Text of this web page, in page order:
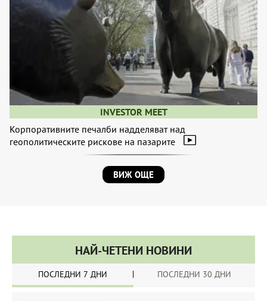
INVESTOR MEET
Корпоративните печалби надделяват над
геополитическите рискове на пазарите
ВИЖ ОЩЕ
НАЙ-ЧЕТЕНИ НОВИНИ
ПОСЛЕДНИ 7 ДНИ ПОСЛЕДНИ 30 ДНИ